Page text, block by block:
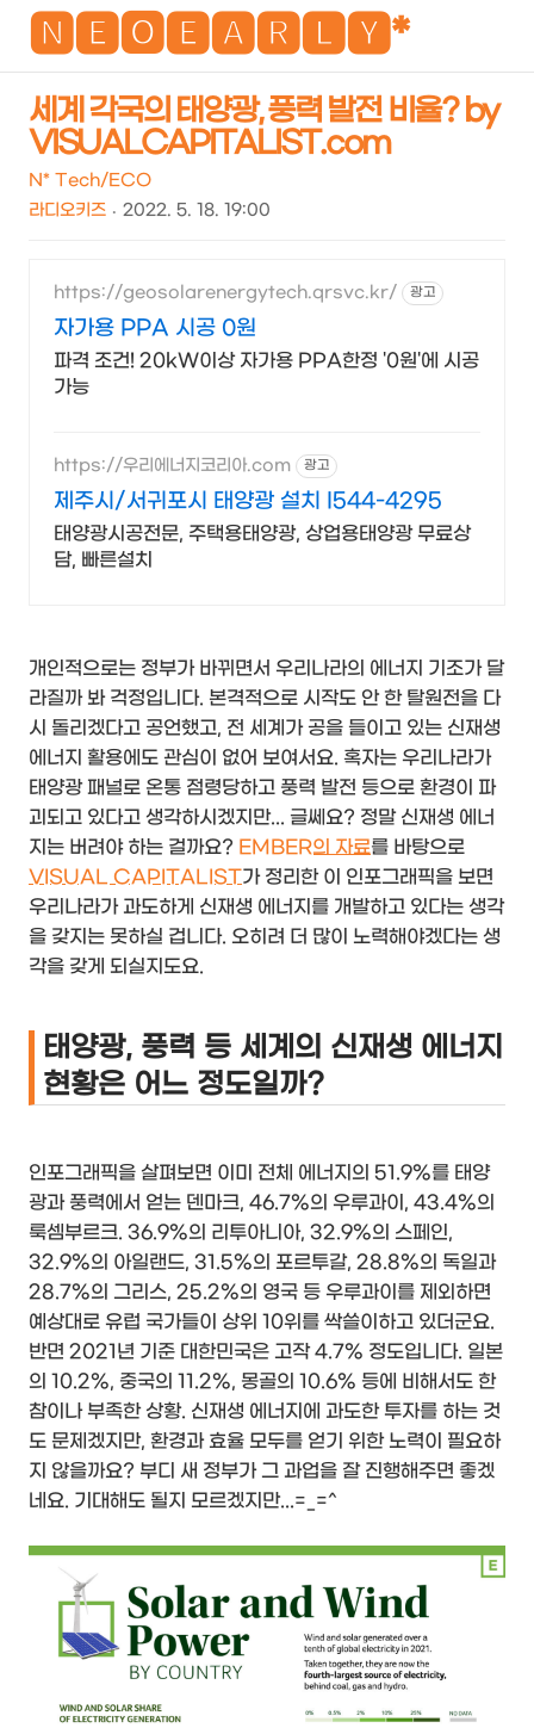
🅽🅴🅾🅴🅰🆁🅻🆈*
세계 각국의 태양광, 풍력 발전 비율? by
VISUALCAPITALIST.com
N* Tech/ECO
라디오키즈
2022. 5. 18. 19:00
https://geosolarenergytech.qrsvc.kr/ 광고
자가용 PPA 시공 0원
파격 조건! 20kW이상 자가용 PPA한정 '0원'에 시공
가능
https://우리에너지코리아.com 광고
제주시/서귀포시 태양광 설치 I544-4295
태양광시공전문, 주택용태양광, 상업용태양광 무료상
담, 빠른설치
개인적으로는 정부가 바뀌면서 우리나라의 에너지 기조가 달
라질까 봐 걱정입니다. 본격적으로 시작도 안 한 탈원전을 다
시 돌리겠다고 공언했고, 전 세계가 공을 들이고 있는 신재생
에너지 활용에도 관심이 없어 보여서요. 혹자는 우리나라가
태양광 패널로 온통 점령당하고 풍력 발전 등으로 환경이 파
괴되고 있다고 생각하시겠지만... 글쎄요? 정말 신재생 에너
지는 버려야 하는 걸까요? EMBER의 자료를 바탕으로
VISUAL CAPITALIST가 정리한 이 인포그래픽을 보면
우리나라가 과도하게 신재생 에너지를 개발하고 있다는 생각
을 갖지는 못하실 겁니다. 오히려 더 많이 노력해야겠다는 생
각을 갖게 되실지도요.
태양광, 풍력 등 세계의 신재생 에너지
현황은 어느 정도일까?
인포그래픽을 살펴보면 이미 전체 에너지의 51.9%를 태양
광과 풍력에서 얻는 덴마크, 46.7%의 우루과이, 43.4%의
룩셈부르크. 36.9%의 리투아니아, 32.9%의 스페인,
32.9%의 아일랜드, 31.5%의 포르투갈, 28.8%의 독일과
28.7%의 그리스, 25.2%의 영국 등 우루과이를 제외하면
예상대로 유럽 국가들이 상위 10위를 싹쓸이하고 있더군요.
반면 2021년 기준 대한민국은 고작 4.7% 정도입니다. 일본
의 10.2%, 중국의 11.2%, 몽골의 10.6% 등에 비해서도 한
참이나 부족한 상황. 신재생 에너지에 과도한 투자를 하는 것
도 문제겠지만, 환경과 효율 모두를 얻기 위한 노력이 필요하
지 않을까요? 부디 새 정부가 그 과업을 잘 진행해주면 좋겠
네요. 기대해도 될지 모르겠지만...=_=^